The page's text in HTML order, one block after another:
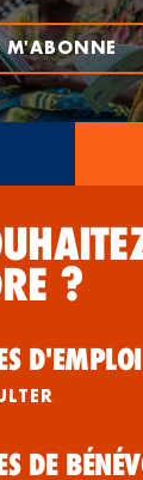
M'ABONNE
?
D'EMPLOI
DE